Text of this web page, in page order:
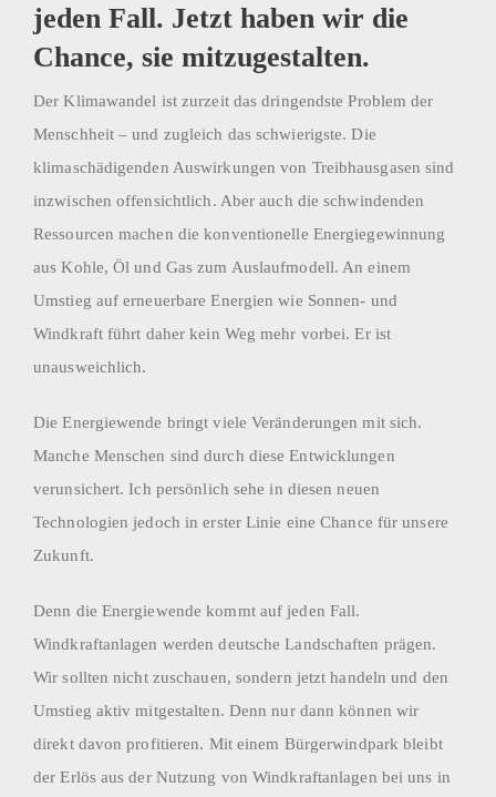
jeden Fall. Jetzt haben wir die
Chance, sie mitzugestalten.
Der Klimawandel ist zurzeit das dringendste Problem der
Menschheit – und zugleich das schwierigste. Die
klimaschädigenden Auswirkungen von Treibhausgasen sind
inzwischen offensichtlich. Aber auch die schwindenden
Ressourcen machen die konventionelle Energiegewinnung
aus Kohle, Öl und Gas zum Auslaufmodell. An einem
Umstieg auf erneuerbare Energien wie Sonnen- und
Windkraft führt daher kein Weg mehr vorbei. Er ist
unausweichlich.
Die Energiewende bringt viele Veränderungen mit sich.
Manche Menschen sind durch diese Entwicklungen
verunsichert. Ich persönlich sehe in diesen neuen
Technologien jedoch in erster Linie eine Chance für unsere
Zukunft.
Denn die Energiewende kommt auf jeden Fall.
Windkraftanlagen werden deutsche Landschaften prägen.
Wir sollten nicht zuschauen, sondern jetzt handeln und den
Umstieg aktiv mitgestalten. Denn nur dann können wir
direkt davon profitieren. Mit einem Bürgerwindpark bleibt
der Erlös aus der Nutzung von Windkraftanlagen bei uns in